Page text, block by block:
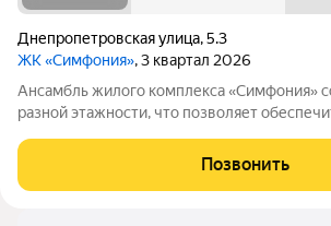
Днепропетровская улица,5.3
ЖК «Симфония», 3 квартал 2026
Ансамбль жилого комплекса «Симфония»
разной этажности, что позволяет
времени и предлагаем квартиры с уже
отделкой. Заезжайте и живите! ЖК
Позвонить